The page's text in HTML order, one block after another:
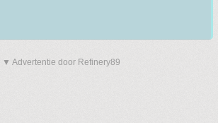
▼ Advertentie door Refinery89